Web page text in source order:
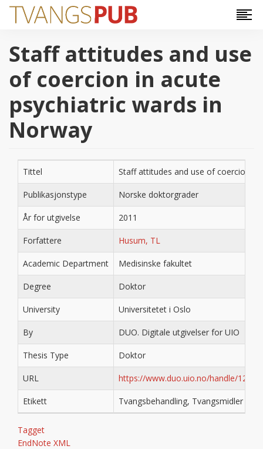
Hopp til hovedinnhold
Staff attitudes and use
of coercion in acute
psychiatric wards in
Norway
Tittel Staff attitudes and use of coercion
Publikasjonstype Norske doktorgrader
År for utgivelse 2011
Forfattere Husum, TL
Academic Department Medisinske fakultet
Degree Doktor
University Universitetet i Oslo
By DUO. Digitale utgivelser for UIO
Thesis Type Doktor
URL https://www.duo.uio.no/handle/
Etikett Tvangsbehandling, Tvangsmidler
Tagget
EndNote XML